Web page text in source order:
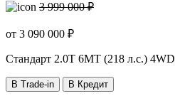
3 999 000 ₽
от 3 090 000 ₽
Стандарт 2.0T 6MT (218 л.с.) 4WD
В Trade-in В Кредит